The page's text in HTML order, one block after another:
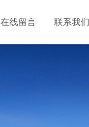
在线留言 联系我们